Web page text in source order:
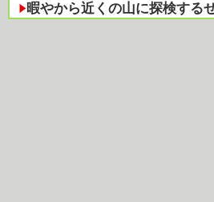
暇やから近くの山に探検する